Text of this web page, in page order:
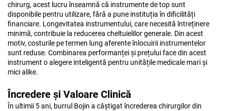
chirurg, acest lucru înseamnă că instrumente de top sunt
disponibile pentru utilizare, fără a pune instituția în dificilități
financiare. Longevitatea instrumentului, care necesită întreținere
minimă, contribuie la reducerea cheltuielilor generale. Din acest
motiv, costurile pe termen lung aferente înlocuirii instrumentelor
sunt reduse. Combinarea performanței și prețului face din acest
instrument o alegere inteligentă pentru unitățile medicale mari și
mici alike.
Încredere și Valoare Clinică
În ultimii 5 ani, burrul Bojin a câștigat încrederea chirurgilor din